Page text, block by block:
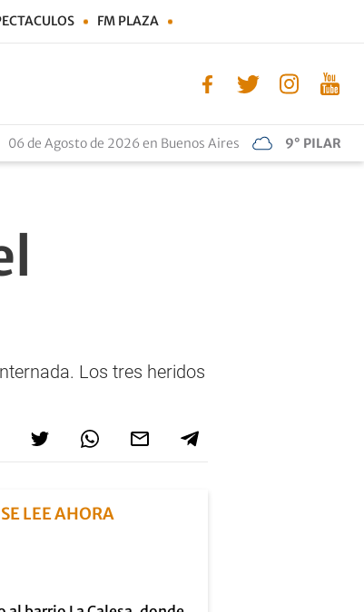
FM PLAZA
06 de Agosto de 2026 en Buenos Aires 9° PILAR
Los tres heridos
LEE AHORA